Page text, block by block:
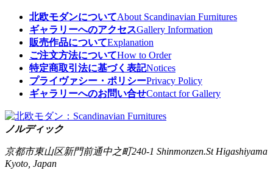
北欧モダンについてAbout Scandinavian Furnitures
ギャラリーへのアクセスGallery Information
販売作品についてExplanation
ご注文方法についてHow to Order
特定商取引法に基づく表記Notices
プライヴァシー・ポリシーPrivacy Policy
ギャラリーへのお問い合せContact for Gallery
ノルディック
京都市東山区新門前通中之町240-1 Shinmonzen.St Higashiyama
Kyoto, Japan